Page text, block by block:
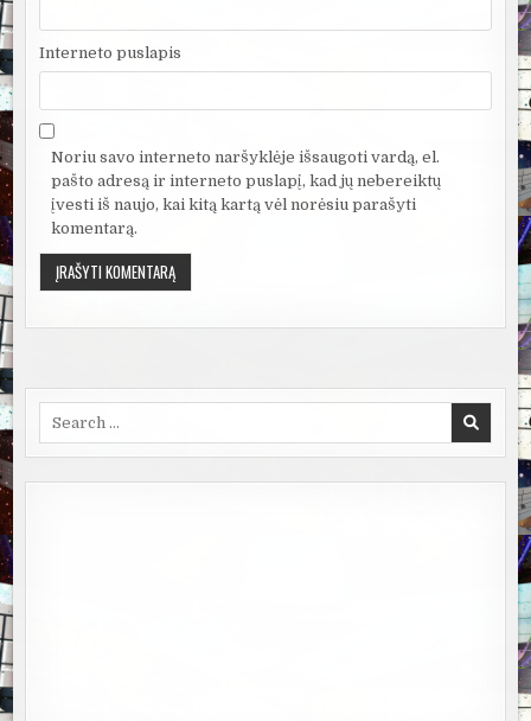
Interneto puslapis
Noriu savo interneto naršyklėje išsaugoti vardą, el.
pašto adresą ir interneto puslapį, kad jų nebereiktų
įvesti iš naujo, kai kitą kartą vėl norėsiu parašyti
komentarą.